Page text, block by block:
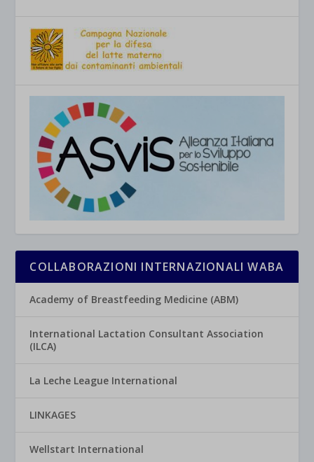
COLLABORAZIONI INTERNAZIONALI WABA
Academy of Breastfeeding Medicine (ABM)
International Lactation Consultant Association
(ILCA)
La Leche League International
LINKAGES
Wellstart International